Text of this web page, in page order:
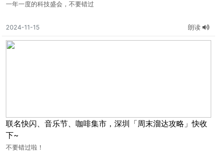
一年一度的科技盛会，不要错过
2024-11-15 朗读
联名快闪、音乐节、咖啡集市，深圳「周末溜达攻略」快收
下~
不要错过啦！